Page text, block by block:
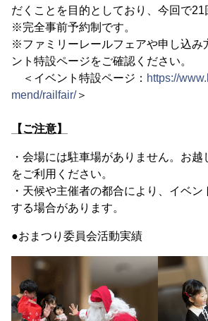
だくことを目的としており、今回で21
※完全事前予約制です。
※ファミリーレールフェアや申し込み
ント特設ページをご確認ください。
＜イベント特設ページ： https://
mend/railfair/＞
【ご注意】
・会場には駐車場がありません。お
をご利用ください。
・天候や主催者の都合により、イベ
する場合があります。
●おまつり委員会活動実績